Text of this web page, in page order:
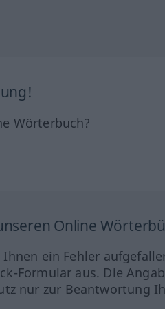
Wörterbuch?
Online
ein Fehler
Formular aus. Die
nur zur Beantwortung